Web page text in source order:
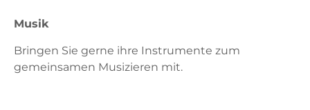
Musik
Bringen Sie gerne ihre Instrumente zum
gemeinsamen Musizieren mit.